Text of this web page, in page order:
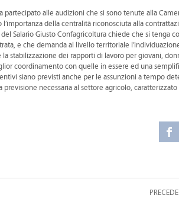
alle audizioni che si sono tenute alla
della centralità riconosciuta alla
Salario Giusto Confagricoltura chiede che si tenga
e che demanda al livello territoriale
stabilizzazione dei rapporti di lavoro per giovani,
coordinamento con quelle in essere ed una
siano previsti anche per le assunzioni a tempo
necessaria al settore agricolo,